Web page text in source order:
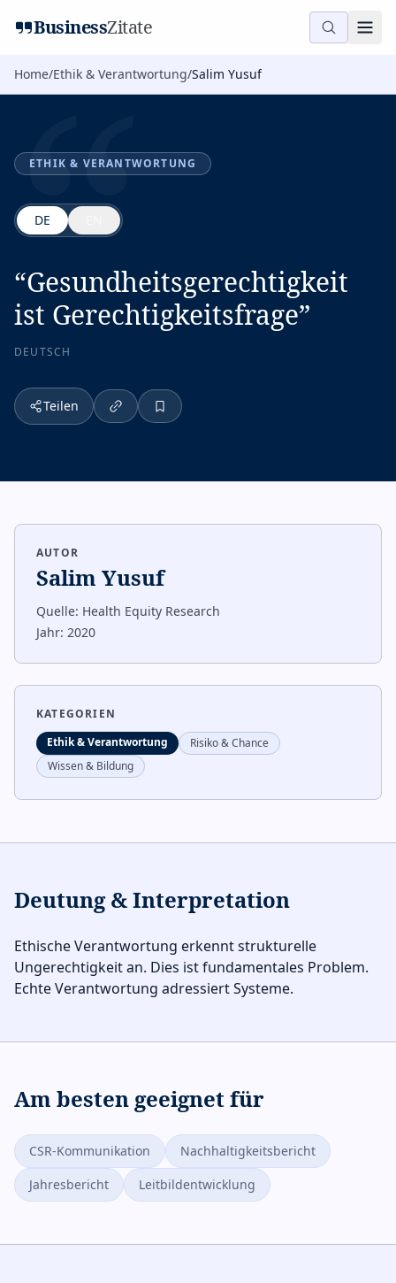
BusinessZitate
Home/Ethik & Verantwortung/Salim Yusuf
“
ETHIK & VERANTWORTUNG
DE
“Gesundheitsgerechtigkeit
ist Gerechtigkeitsfrage”
DEUTSCH
Teilen
AUTOR
Salim Yusuf
Quelle: Health Equity Research
Jahr: 2020
KATEGORIEN
Ethik & Verantwortung
Risiko & Chance
Wissen & Bildung
Deutung & Interpretation
Ethische Verantwortung erkennt strukturelle
Ungerechtigkeit an. Dies ist fundamentales Problem.
Echte Verantwortung adressiert Systeme.
Am besten geeignet für
CSR-Kommunikation
Nachhaltigkeitsbericht
Jahresbericht
Leitbildentwicklung